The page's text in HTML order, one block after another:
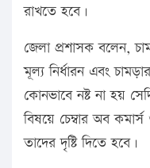
রাখতে হবে।
জেলা প্রশাসক বলেন,
মূল্য নির্ধারন এবং
কোনভাবে নষ্ট না হয়
বিষয়ে চেম্বার অব
তাদের দৃষ্টি দিতে হবে।